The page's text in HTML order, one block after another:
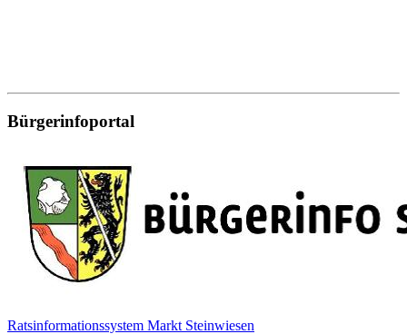
Bürgerinfoportal
Ratsinformationssystem Markt Steinwiesen